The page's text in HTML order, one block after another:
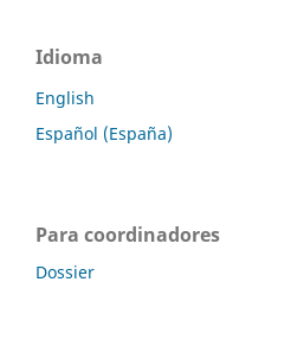
Idioma
English
Español (España)
Para coordinadores
Dossier